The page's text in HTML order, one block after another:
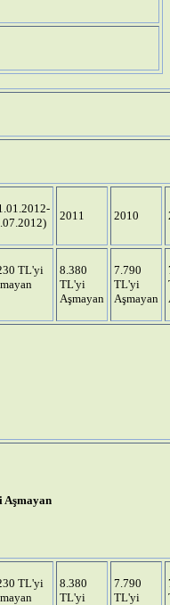
2011 2010
TL'yi
8.380
TL'yi
Aşmayan
7.790
TL'yi
Aşmayan
Aşmayan
TL'yi
8.380
TL'yi
7.790
TL'yi